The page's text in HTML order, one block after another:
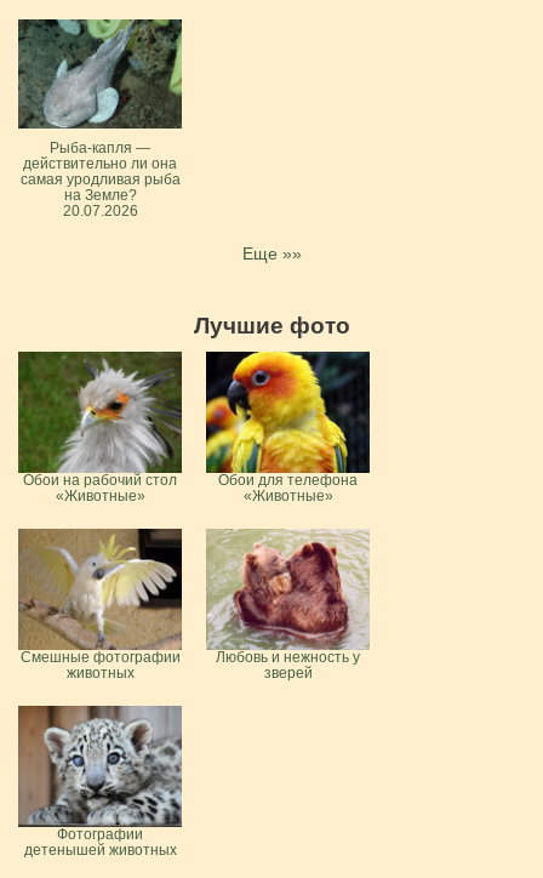
Рыба-капля —
действительно ли она
самая уродливая рыба
на Земле?
20.07.2026
Еще »»
Лучшие фото
Обои на рабочий стол
«Животные»
Обои для телефона
«Животные»
Смешные фотографии
животных
Любовь и нежность у
зверей
Фотографии
детенышей животных